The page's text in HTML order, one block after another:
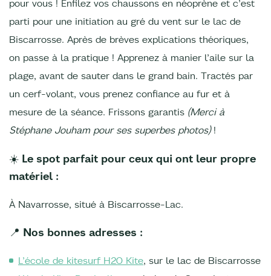
pour vous ! Enfilez vos chaussons en néoprène et c’est
parti pour une initiation au gré du vent sur le lac de
Biscarrosse. Après de brèves explications théoriques,
on passe à la pratique ! Apprenez à manier l’aile sur la
plage, avant de sauter dans le grand bain. Tractés par
un cerf-volant, vous prenez confiance au fur et à
mesure de la séance. Frissons garantis (Merci à
Stéphane Jouham pour ses superbes photos)!
☀️ Le spot parfait pour ceux qui ont leur propre
matériel :
À Navarrosse, situé à Biscarrosse-Lac.
📍 Nos bonnes adresses :
L’école de kitesurf H20 Kite, sur le lac de Biscarrosse